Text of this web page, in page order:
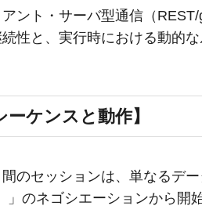
ント・サーバ型通信（
性と、実行時における動的
ーケンスと動作】
のセッションは、単なるデ
」のネゴシエーションから開